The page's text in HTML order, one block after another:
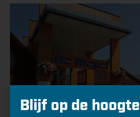
Blijf op de hoogte